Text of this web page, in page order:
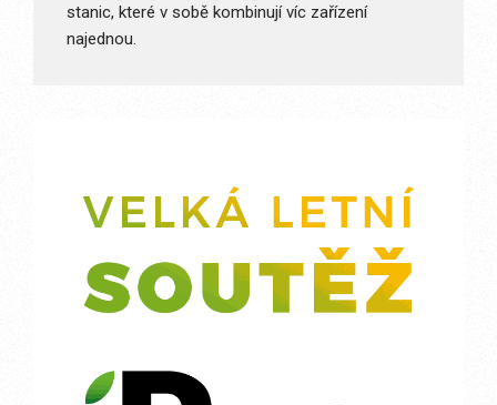
stanic, které v sobě kombinují víc zařízení
najednou.